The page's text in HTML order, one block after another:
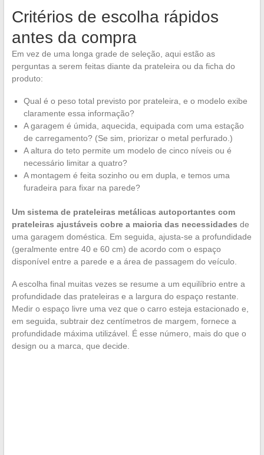
Critérios de escolha rápidos
antes da compra
Em vez de uma longa grade de seleção, aqui estão as
perguntas a serem feitas diante da prateleira ou da ficha do
produto:
Qual é o peso total previsto por prateleira, e o modelo exibe
claramente essa informação?
A garagem é úmida, aquecida, equipada com uma estação
de carregamento? (Se sim, priorizar o metal perfurado.)
A altura do teto permite um modelo de cinco níveis ou é
necessário limitar a quatro?
A montagem é feita sozinho ou em dupla, e temos uma
furadeira para fixar na parede?
Um sistema de prateleiras metálicas autoportantes com
prateleiras ajustáveis cobre a maioria das necessidades de
uma garagem doméstica. Em seguida, ajusta-se a profundidade
(geralmente entre 40 e 60 cm) de acordo com o espaço
disponível entre a parede e a área de passagem do veículo.
A escolha final muitas vezes se resume a um equilíbrio entre a
profundidade das prateleiras e a largura do espaço restante.
Medir o espaço livre uma vez que o carro esteja estacionado e,
em seguida, subtrair dez centímetros de margem, fornece a
profundidade máxima utilizável. É esse número, mais do que o
design ou a marca, que decide.